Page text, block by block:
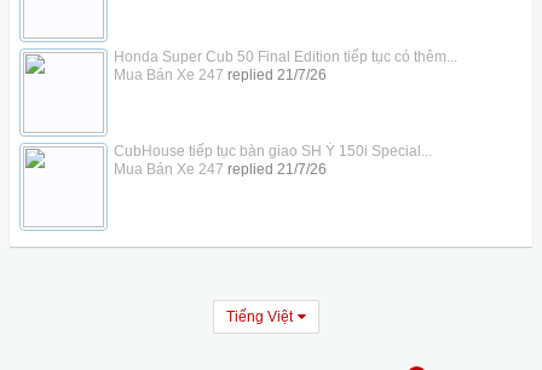
Honda Super Cub 50 Final Edition tiếp tục có thêm...
Mua Bán Xe 247 replied 21/7/26
CubHouse tiếp tục bàn giao SH Ý 150i Special...
Mua Bán Xe 247 replied 21/7/26
Tiếng Việt